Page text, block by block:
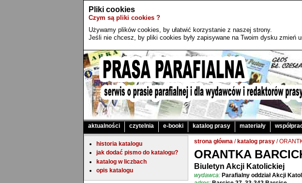
Pliki cookies
Czym są pliki cookies ?
Używamy plików cookies, by ułatwić korzystanie z naszej strony.
Jeśli nie chcesz, by pliki cookies były zapisywane na Twoim dysku zmień
aktualności czytelnia e-booki katalog prasy materiały
historia katalogu
jak dodać pismo do katalogu?
katalog w liczbach
opis katalogu
strona główna /katalog prasy /
ORANTKA
Biuletyn Akcji Katolickiej
wydawca: Parafialny oddział Akcji